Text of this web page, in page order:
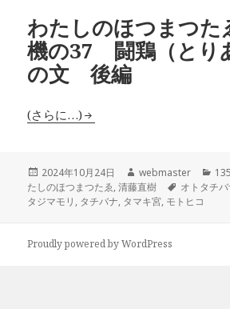
わたしのほつまつた
機の37 闘鶏（とり
の文 後編
(さらに…)
投
稿
日:
2024年10月24日
作
成
者
webmaster
カ
テ
たしのほつまつたゑ,清藤直樹
タ
グ
オトタチ
タジマモリ , タチバナ, タマキ宮, モトヒコ
Proudly powered by WordPress